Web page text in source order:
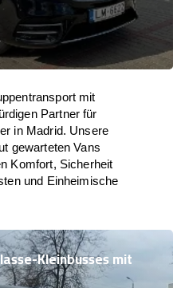
mit
Partner für
in Madrid. Unsere
gewarteten Vans
Komfort, Sicherheit
und Einheimische
Kleinbusses mit